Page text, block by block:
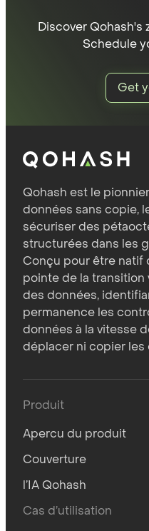
Discover Qohash's
Schedule
Get
Qohash est le
données sans copie,
sécuriser des
structurées dans les
Conçu pour être natif
pointe de la
des données,
permanence les
données à la vitesse
déplacer ni copier les
Produit
Apercu du produit
Couverture
l’IA Qohash
Cas d’utilisation